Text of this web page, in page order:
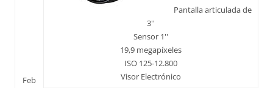
Feb
Pantalla articulada de
3''
Sensor 1''
19,9 megapíxeles
ISO 125-12.800
Visor Electrónico